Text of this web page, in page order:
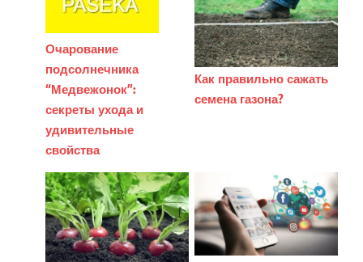
Очарование
подсолнечника
“Медвежонок”:
секреты ухода и
удивительные
свойства
Как правильно сажать
семена газона?